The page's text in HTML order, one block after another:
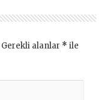
Gerekli alanlar * ile